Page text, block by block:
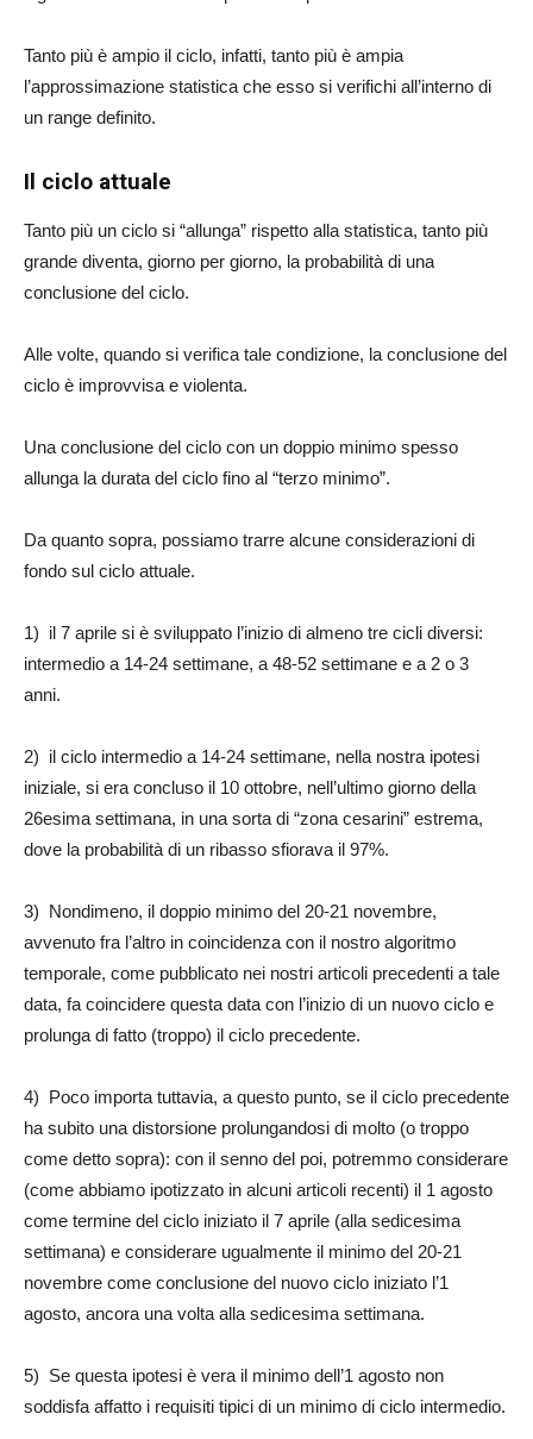
Tanto più è ampio il ciclo, infatti, tanto più è ampia
l’approssimazione statistica che esso si verifichi all’interno di
un range definito.
Il ciclo attuale
Tanto più un ciclo si “allunga” rispetto alla statistica, tanto più
grande diventa, giorno per giorno, la probabilità di una
conclusione del ciclo.
Alle volte, quando si verifica tale condizione, la conclusione del
ciclo è improvvisa e violenta.
Una conclusione del ciclo con un doppio minimo spesso
allunga la durata del ciclo fino al “terzo minimo”.
Da quanto sopra, possiamo trarre alcune considerazioni di
fondo sul ciclo attuale.
1) il 7 aprile si è sviluppato l’inizio di almeno tre cicli diversi:
intermedio a 14-24 settimane, a 48-52 settimane e a 2 o 3
anni.
2) il ciclo intermedio a 14-24 settimane, nella nostra ipotesi
iniziale, si era concluso il 10 ottobre, nell’ultimo giorno della
26esima settimana, in una sorta di “zona cesarini” estrema,
dove la probabilità di un ribasso sfiorava il 97%.
3) Nondimeno, il doppio minimo del 20-21 novembre,
avvenuto fra l’altro in coincidenza con il nostro algoritmo
temporale, come pubblicato nei nostri articoli precedenti a tale
data, fa coincidere questa data con l’inizio di un nuovo ciclo e
prolunga di fatto (troppo) il ciclo precedente.
4) Poco importa tuttavia, a questo punto, se il ciclo precedente
ha subito una distorsione prolungandosi di molto (o troppo
come detto sopra): con il senno del poi, potremmo considerare
(come abbiamo ipotizzato in alcuni articoli recenti) il 1 agosto
come termine del ciclo iniziato il 7 aprile (alla sedicesima
settimana) e considerare ugualmente il minimo del 20-21
novembre come conclusione del nuovo ciclo iniziato l’1
agosto, ancora una volta alla sedicesima settimana.
5) Se questa ipotesi è vera il minimo dell’1 agosto non
soddisfa affatto i requisiti tipici di un minimo di ciclo intermedio.